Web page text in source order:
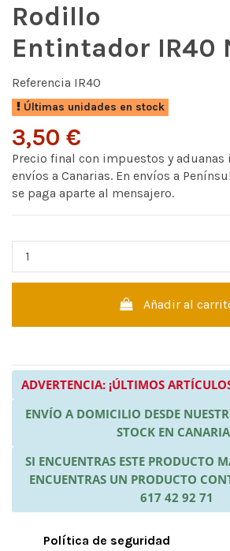
Rodillo
Entintador IR40
Referencia IR40
Últimas unidades en stock
3,50 €
Precio final con impuestos y
envíos a Canarias. En envíos a
se paga aparte al mensajero.
Añadir al
ADVERTENCIA: ¡ÚLTIMOS
ENVÍO A DOMICILIO DESDE
STOCK EN
SI ENCUENTRAS ESTE PRODUCTO
ENCUENTRAS UN PRODUCTO
617 42 92 71
Política de seguridad